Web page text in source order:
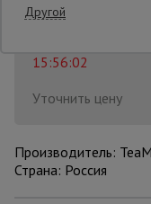
29 700
15:56:02
Уточнить цену
Производитель: TeaM
Страна: Россия
Другой